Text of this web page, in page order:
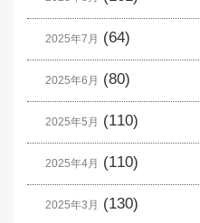
2025年7月 (64)
2025年6月 (80)
2025年5月 (110)
2025年4月 (110)
2025年3月 (130)